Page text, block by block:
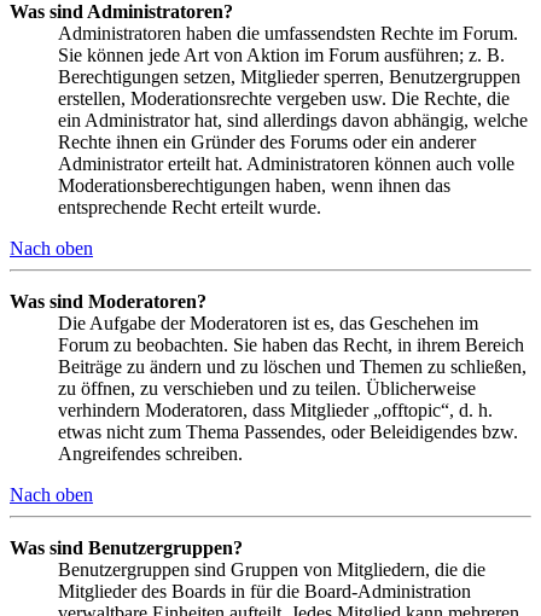
Was sind Administratoren?
Administratoren haben die umfassendsten Rechte im Forum.
Sie können jede Art von Aktion im Forum ausführen; z. B.
Berechtigungen setzen, Mitglieder sperren, Benutzergruppen
erstellen, Moderationsrechte vergeben usw. Die Rechte, die
ein Administrator hat, sind allerdings davon abhängig, welche
Rechte ihnen ein Gründer des Forums oder ein anderer
Administrator erteilt hat. Administratoren können auch volle
Moderationsberechtigungen haben, wenn ihnen das
entsprechende Recht erteilt wurde.
Nach oben
Was sind Moderatoren?
Die Aufgabe der Moderatoren ist es, das Geschehen im
Forum zu beobachten. Sie haben das Recht, in ihrem Bereich
Beiträge zu ändern und zu löschen und Themen zu schließen,
zu öffnen, zu verschieben und zu teilen. Üblicherweise
verhindern Moderatoren, dass Mitglieder „offtopic“, d. h.
etwas nicht zum Thema Passendes, oder Beleidigendes bzw.
Angreifendes schreiben.
Nach oben
Was sind Benutzergruppen?
Benutzergruppen sind Gruppen von Mitgliedern, die die
Mitglieder des Boards in für die Board-Administration